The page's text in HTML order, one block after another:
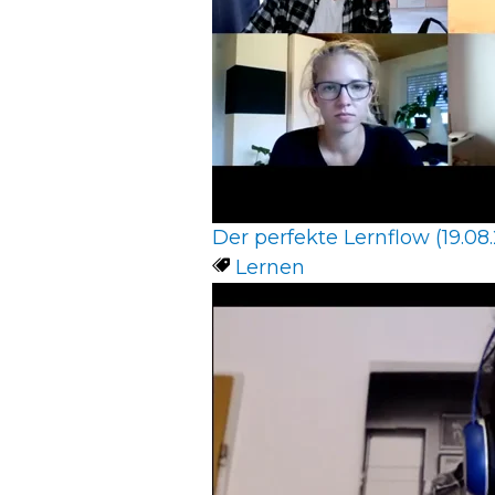
Der perfekte Lernflow
Lernen